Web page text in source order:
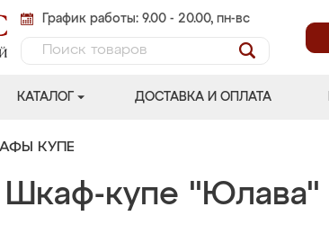
График работы: 9.00 - 20.00, пн-вс
КАТАЛОГ ДОСТАВКА И ОПЛАТА
КУПЕ
Шкаф-купе "Юлава"